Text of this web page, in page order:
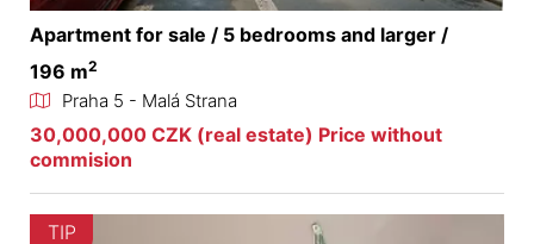
Apartment for sale / 5 bedrooms and larger /
196 m2
Praha 5 - Malá Strana
30,000,000 CZK (real estate) Price without
commision
TIP